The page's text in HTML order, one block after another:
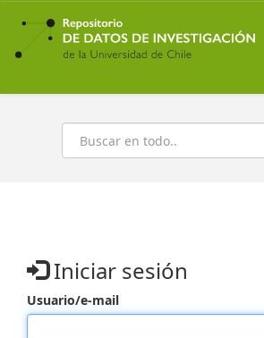
Ir
contenido
principal
Buscar
Iniciar sesión
Usuario/e-mail